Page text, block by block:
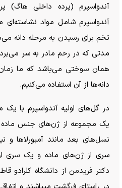
آندواسپرم (پرده داخلی هاگ)
آندواسپرم شامل مواد
تخم برای رسیدن به مرحله دانه
مدتی که در رحم مادر به سر
همان سوختی می‌باشد که ما
دانه‌ها از آن استفاده می‌کنیم.
در گل‌های اولیه آندواسپرم با
یک مجموعه از ژن‌های جنس
نسل‌های بعد مانند آمبورلا‌ها و
سری از ژن‌های ماده و یک سری
دکتر فریدمن از دانشگاه کلرادو